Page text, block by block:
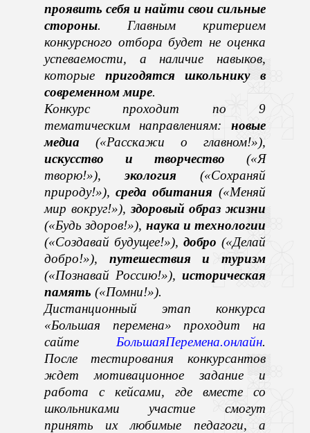
проявить себя и найти свои сильные
стороны. Главным критерием
конкурсного отбора будет не оценка
успеваемости, а наличие навыков,
которые пригодятся школьнику в
современном мире.
Конкурс проходит по 9
тематическим направлениям:новые
медиа («Расскажи о главном!»),
искусство и творчество («Я
творю!»),экология («Сохраняй
природу!»), среда обитания («Меняй
мир вокруг!»),здоровый образ жизни
(«Будь здоров!»), наука и технологии
(«Создавай будущее!»),добро («Делай
добро!»), путешествия и туризм
(«Познавай Россию!»),историческая
память («Помни!»).
Дистанционный этап конкурса
«Большая перемена» проходит на
сайте БольшаяПеремена.онлайн.
Послетестирования конкурсантов
ждет мотивационное задание и
работа с кейсами, где вместе со
школьниками участие смогут
принять их любимые педагоги, а